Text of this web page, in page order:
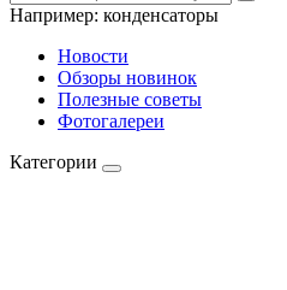
Например: конденсаторы
Новости
Обзоры новинок
Полезные советы
Фотогалереи
Категории